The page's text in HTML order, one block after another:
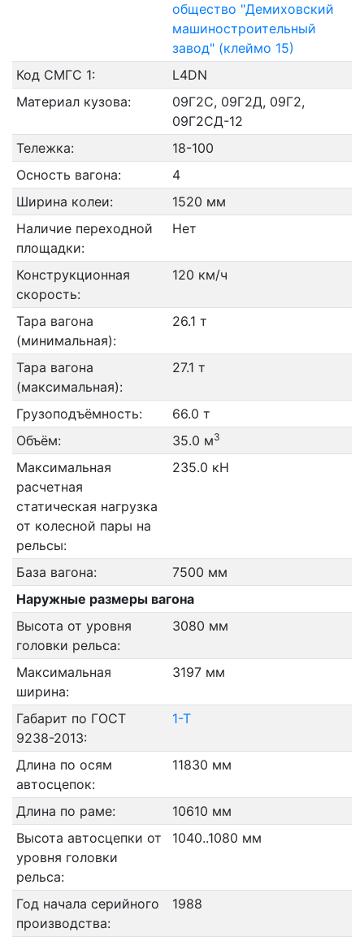
общество "Демиховский
машиностроительный
завод" (клеймо 15)
Код СМГС 1:
L4DN
Материал кузова:
09Г2С, 09Г2Д, 09Г2,
09Г2СД-12
Тележка:
18-100
Осность вагона:
4
Ширина колеи:
1520 мм
Наличие переходной
площадки:
Нет
Конструкционная
скорость:
120 км/ч
Тара вагона
(минимальная):
26.1 т
Тара вагона
(максимальная):
27.1 т
Грузоподъёмность:
66.0 т
Объём:
35.0 м3
Максимальная
расчетная
статическая нагрузка
от колесной пары на
рельсы:
235.0 кН
База вагона:
7500 мм
Наружные размеры вагона
Высота от уровня
головки рельса:
3080 мм
Максимальная
ширина:
3197 мм
Габарит по ГОСТ
9238-2013:
1-Т
Длина по осям
автосцепок:
11830 мм
Длина по раме:
10610 мм
Высота автосцепки от
уровня головки
рельса:
1040..1080 мм
Год начала серийного
производства:
1988